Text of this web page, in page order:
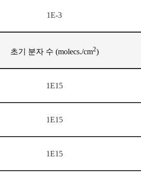
1E-3
초기 분자 수 (molecs./cm2)
1E15
1E15
1E15